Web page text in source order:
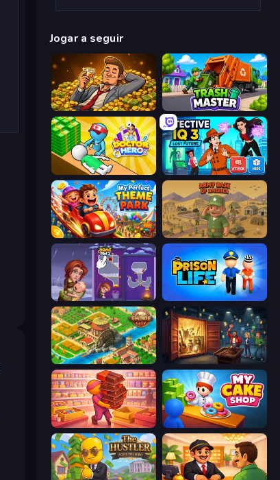
Jogar a seguir
Idle Billionaire Tycoon Trash Master
Doctor Hero Detective IQ 3
My Perfect Theme Park Army Base Of America
Home Pin 2 Prison Life
Empire City Container Auction
Candy Packing Store My Cake Shop